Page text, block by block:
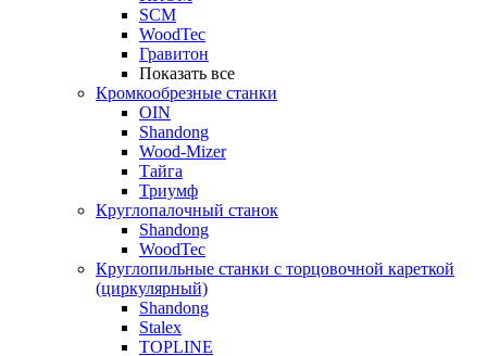
SCM
WoodTec
Гравитон
Показать все
Кромкообрезные станки
OIN
Shandong
Wood-Mizer
Тайга
Триумф
Круглопалочный станок
Shandong
WoodTec
Круглопильные станки с торцовочной кареткой
(циркулярный)
Shandong
Stalex
TOPLINE